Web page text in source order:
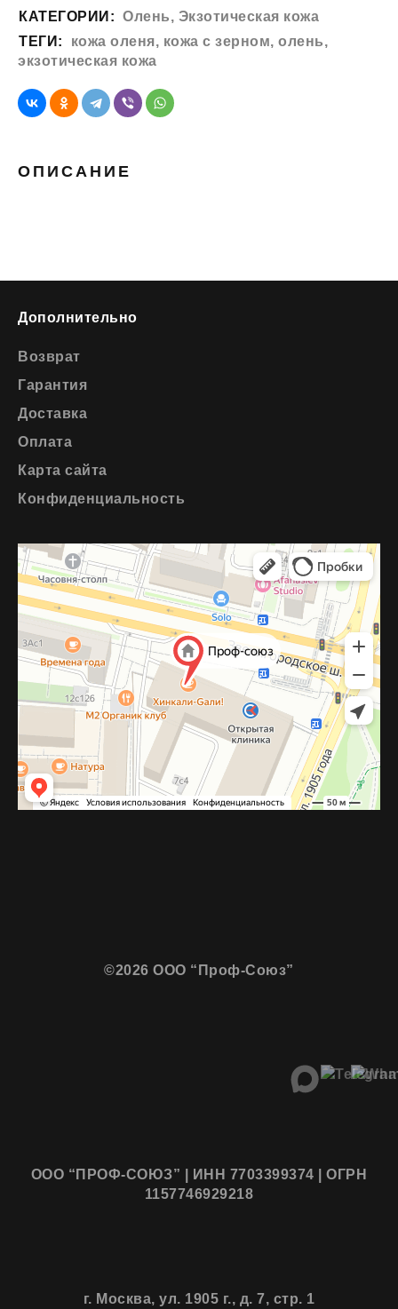
КАТЕГОРИИ: Олень, Экзотическая кожа
ТЕГИ:
кожа оленя, кожа с зерном, олень,
экзотическая кожа
ОПИСАНИЕ
Дополнительно
Возврат
Гарантия
Доставка
Оплата
Карта сайта
Конфиденциальность
©2026 ООО “Проф-Союз”
ООО “ПРОФ-СОЮЗ” | ИНН 7703399374 | ОГРН
1157746929218
г. Москва, ул. 1905 г., д. 7, стр. 1